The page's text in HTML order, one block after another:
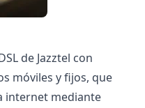
de Jazztel con
móviles y fijos, que
internet mediante